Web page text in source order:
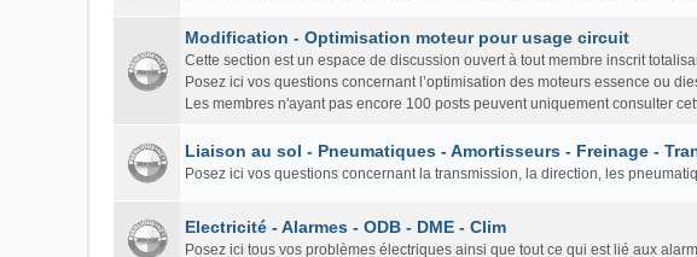
Modification - Optimisation moteur pour usage circuit
Cette section est un espace de discussion ouvert à tout membre inscrit
Posez ici vos questions concernant l’optimisation des moteurs essence ou
Les membres n'ayant pas encore 100 posts peuvent uniquement consulter
Liaison au sol - Pneumatiques - Amortisseurs - Freinage -
Posez ici vos questions concernant la transmission, la direction, les
Electricité - Alarmes - ODB - DME - Clim
Posez ici tous vos problèmes électriques ainsi que tout ce qui est lié aux